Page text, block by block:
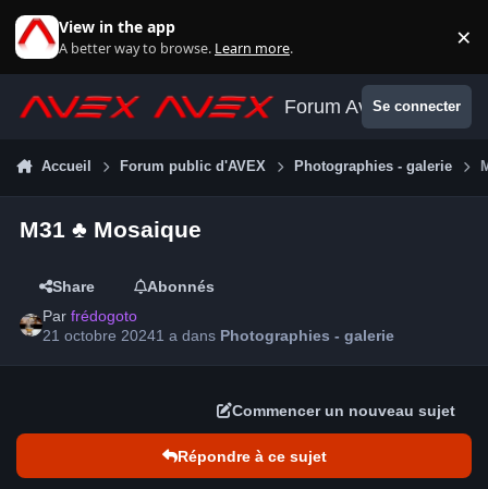
View in the app
A better way to browse. Learn more. ×
Forum AvexSe connecter
Accueil Forum public d'AVEX Photographies - galerie
M31 ♣ Mosaique
Share
Abonnés
Parfrédogoto
21 octobre 20241 a dans Photographies - galerie
Commencer un nouveau sujet
Répondre à ce sujet